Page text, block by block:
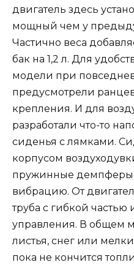
двигатель здесь
мощный чем у
Частично веса
бак на 1,2 л. Для
модели при
предусмотрели
крепления. И для
разработали что-то
сиденья с лямками.
корпусом
пружинные демпферы,
вибрацию. От
труба с гибкой частью
управления. В общем
листья, снег или
пока не кончится